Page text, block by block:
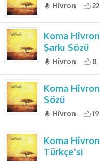
Hîvron 22
Koma
Şarkı Sözü
Hîvron 8
Koma
Sözü
Hîvron 19
Koma
Türkçe’si